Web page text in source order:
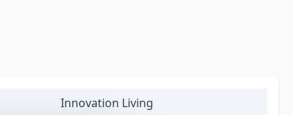
Innovation Living